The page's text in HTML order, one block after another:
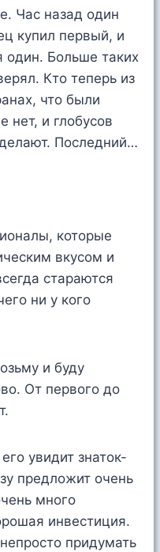
Час назад один
купил первый, и
один. Больше таких
Кто теперь из
что были
нет, и глобусов
Последний…
которые
вкусом и
стараются
ни у кого
и буду
От первого до
увидит знаток-
предложит очень
много
инвестиция.
придумать